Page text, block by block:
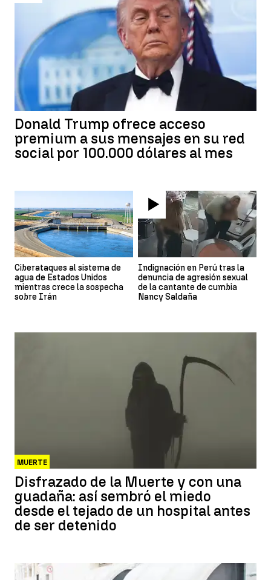
Donald Trump ofrece acceso
premium a sus mensajes en su red
social por 100.000 dólares al mes
Ciberataques al sistema de
agua de Estados Unidos
mientras crece la sospecha
sobre Irán
Indignación en Perú tras la
denuncia de agresión sexual
de la cantante de cumbia
Nancy Saldaña
MUERTE
Disfrazado de la Muerte y con una
guadaña: así sembró el miedo
desde el tejado de un hospital antes
de ser detenido